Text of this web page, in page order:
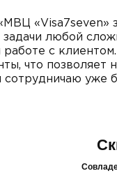
«Visa7seven»
любой
с
что позволяет
уже